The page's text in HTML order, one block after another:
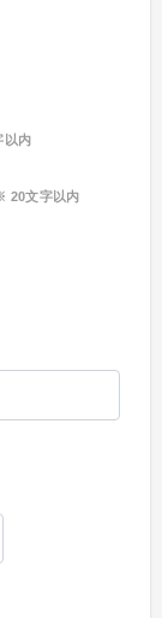
以内
20文字以内